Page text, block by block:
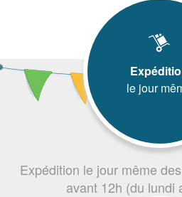
le jour
Expédition le jour même
avant 12h (du lundi